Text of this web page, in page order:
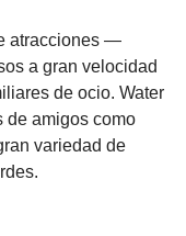
atracciones —
a gran velocidad
de ocio. Water
de amigos como
variedad de